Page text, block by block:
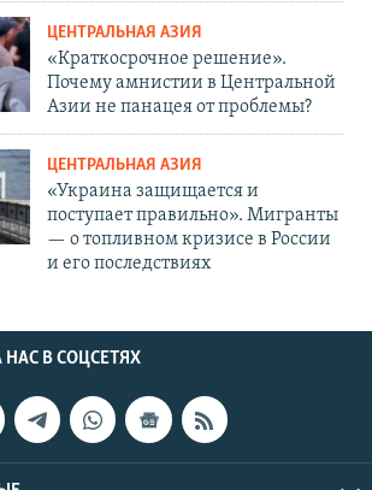
ЦЕНТРАЛЬНАЯ АЗИЯ
«Краткосрочное решение».
Почему амнистии в Центральной
Азии не панацея от проблемы?
ЦЕНТРАЛЬНАЯ АЗИЯ
«Украина защищается и
поступает правильно». Мигранты
— о топливном кризисе в России
и его последствиях
В СОЦСЕТЯХ